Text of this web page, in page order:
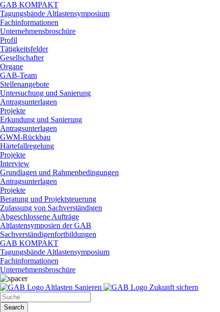
GAB KOMPAKT
Tagungsbände Altlastensymposium
Fachinformationen
Unternehmensbroschüre
Profil
Tätigkeitsfelder
Gesellschafter
Organe
GAB-Team
Stellenangebote
Untersuchung und Sanierung
Antragsunterlagen
Projekte
Erkundung und Sanierung
Antragsunterlagen
GWM-Rückbau
Härtefallregelung
Projekte
Interview
Grundlagen und Rahmenbedingungen
Antragsunterlagen
Projekte
Beratung und Projektsteuerung
Zulassung von Sachverständigen
Abgeschlossene Aufträge
Altlastensymposien der GAB
Sachverständigenfortbildungen
GAB KOMPAKT
Tagungsbände Altlastensymposium
Fachinformationen
Unternehmensbroschüre
Altlasten Sanieren Zukunft sichern
Search